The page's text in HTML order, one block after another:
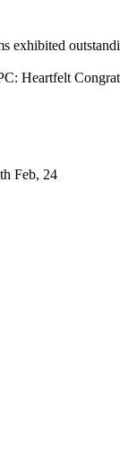
exhibited
Heartfelt
Feb, 24